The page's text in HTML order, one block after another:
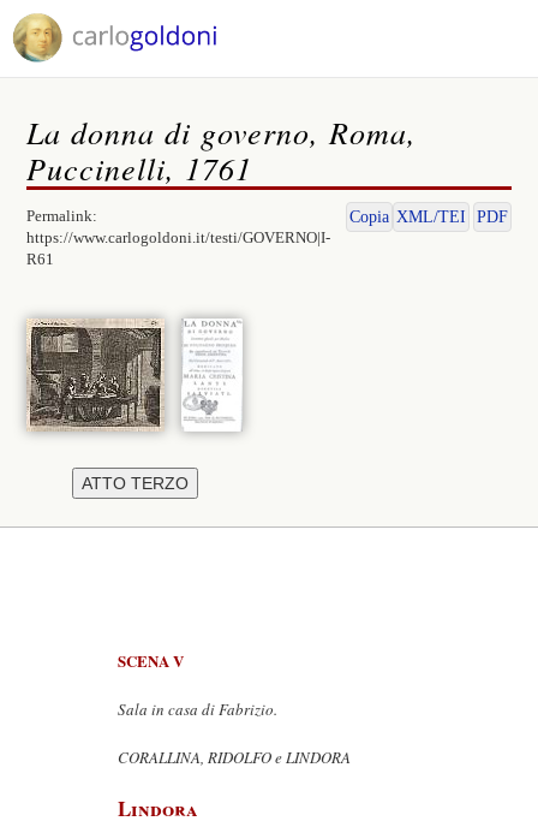
La donna di governo, Roma,
Puccinelli, 1761
Permalink:
https://www.carlogoldoni.it/testi/GOVERNO|I-
R61
Copia XML/TEI PDF
SCENA V
Sala in casa di Fabrizio.
CORALLINA, RIDOLFO e LINDORA
Lindora